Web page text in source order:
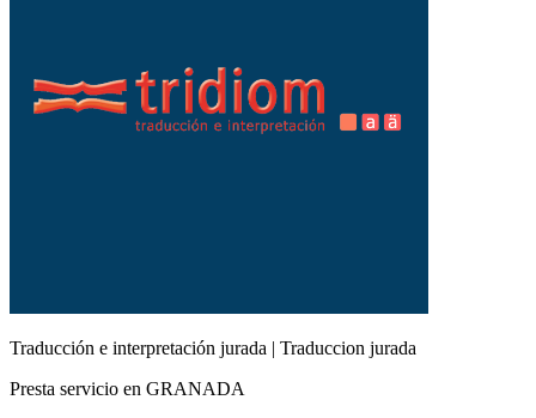
Traducción e interpretación jurada | Traduccion jurada
Presta servicio en GRANADA